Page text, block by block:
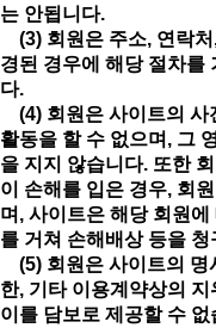
는 안됩니다.
(3) 회원은 주소, 연락처
경된 경우에 해당 절차를
다.
(4) 회원은 사이트의 사
활동을 할 수 없으며, 그
을 지지 않습니다. 또한
이 손해를 입은 경우, 회
며, 사이트은 해당 회원
를 거쳐 손해배상 등을
(5) 회원은 사이트의 명
한, 기타 이용계약상의
이를 담보로 제공할 수 없